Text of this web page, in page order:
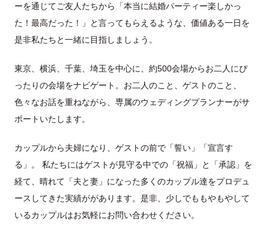
ーを通じてご友人たちから「本当に結婚パーティー楽しかっ
た！最高だった！」と言ってもらえるような、価値ある一日を
是非私たちと一緒に目指しましょう。
東京、横浜、千葉、埼玉を中心に、約500会場からお二人にぴ
ったりの会場をナビゲート。お二人のこと、ゲストのこと、
色々なお話を重ねながら、専属のウェディングプランナーがサ
ポートいたします。
カップルから夫婦になり、ゲストの前で「誓い」「宣言す
る」。 私たちにはゲストが見守る中での「祝福」と「承認」を
経て、晴れて「夫と妻」になった多くのカップル達をプロデュ
ースしてきた実績ががあります。是非、少しでももやもやして
いるカップルはお気軽にお問い合わせください。